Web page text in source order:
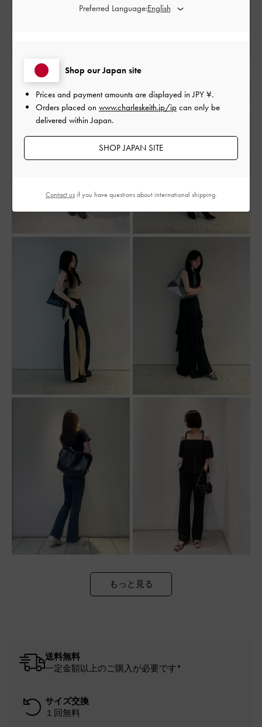
もっと見る
送料無料
一定金額以上のご購入が必要です*
サイズ交換
１回無料
Shop our Japan site
Prices and payment amounts are displayed inJPY ¥.
Orders placed on www.charleskeith.jp/jp can only be
delivered within Japan.
SHOP JAPAN SITE
Preferred Language:
Contact usif you have questions about international shipping.